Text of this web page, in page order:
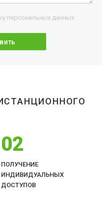
персональных данных
02
ПОЛУЧЕНИЕ
ИНДИВИДУАЛЬНЫХ
ДОСТУПОВ